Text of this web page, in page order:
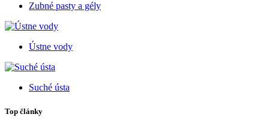
Zubné pasty a gély
Ústne vody
Suché ústa
Top články